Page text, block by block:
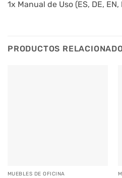
1x Manual de Uso (ES, DE, EN,
PRODUCTOS
MUEBLES DE OFICINA